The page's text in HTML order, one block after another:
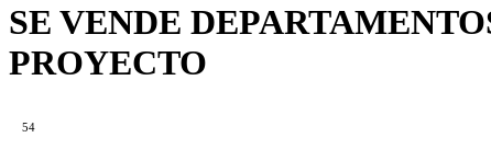
SE VENDE
PROYECTO
54